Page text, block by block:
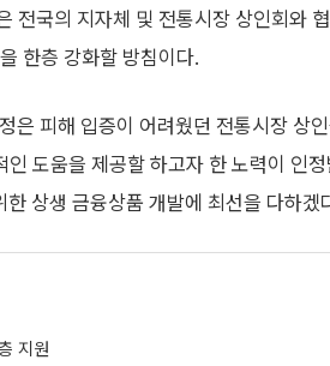
전국의 지자체 및 전통시장 상인회와
한층 강화할 방침이다.
피해 입증이 어려웠던 전통시장 상
도움을 제공할 하고자 한 노력이 인
상생 금융상품 개발에 최선을 다하겠
지원